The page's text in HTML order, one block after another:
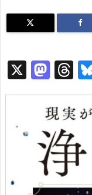
X
M
a
st
o
d
o
n
T
hr
e
a
d
s